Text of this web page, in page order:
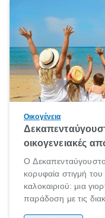
Οικογένεια
οικογενειακές
Ο
κορυφαία στιγμή του
καλοκαιριού: μια
παράδοση με τις